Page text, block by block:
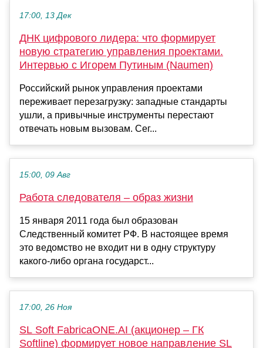
17:00, 13 Дек
ДНК цифрового лидера: что формирует
новую стратегию управления проектами.
Интервью с Игорем Путиным (Naumen)
Российский рынок управления проектами
переживает перезагрузку: западные стандарты
ушли, а привычные инструменты перестают
отвечать новым вызовам. Сег...
15:00, 09 Авг
Работа следователя – образ жизни
15 января 2011 года был образован
Следственный комитет РФ. В настоящее время
это ведомство не входит ни в одну структуру
какого-либо органа государст...
17:00, 26 Ноя
SL Soft FabricaONE.AI (акционер – ГК
Softline) формирует новое направление SL